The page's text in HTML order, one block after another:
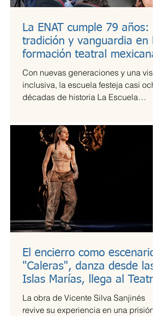
La ENAT cumple 79 años:
tradición y vanguardia en la
formación teatral mexicana
Con nuevas generaciones y una visión
inclusiva, la escuela festeja casi ocho
décadas de historia La Escuela
El encierro como escenario:
"Caleras", danza desde las
Islas Marías, llega al Teatro
Guillermina Bravo
La obra de Vicente Silva Sanjinés
revive su experiencia en una prisión